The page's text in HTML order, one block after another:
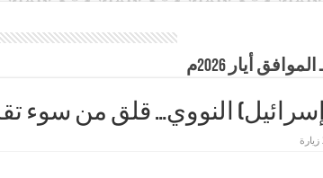
النووي… قلق من سوء